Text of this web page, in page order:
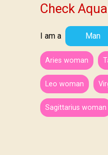
Check
I am a Man
Aries woman
Leo woman
Sagittarius woman